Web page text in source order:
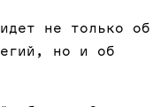
не только об
но и об